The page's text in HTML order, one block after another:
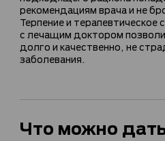
рекомендациям врача и не
Терпение и терапевтическое
с лечащим доктором
долго и качественно, не
заболевания.
Что можно